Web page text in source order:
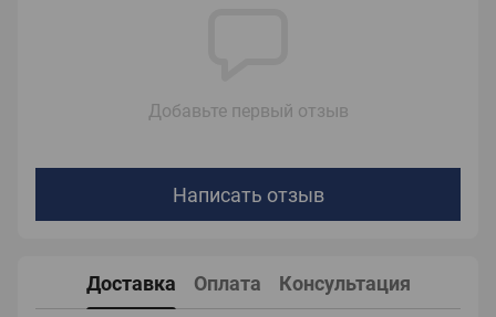
Добавьте первый отзыв
Написать отзыв
Доставка Оплата Консультация